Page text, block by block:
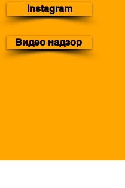
Instagram
Видео надзор